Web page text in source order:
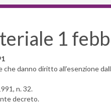
1
danno diritto all’esenzione
n. 32.
decreto.